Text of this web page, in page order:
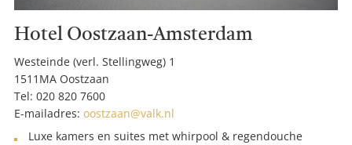
Hotel Oostzaan-Amsterdam
Westeinde (verl. Stellingweg) 1
1511MA Oostzaan
Tel: 020 820 7600
E-mailadres: oostzaan@valk.nl
Luxe kamers en suites met whirpool & regendouche